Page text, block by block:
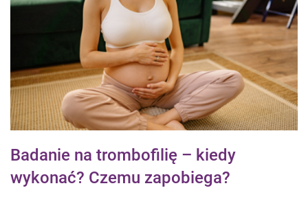
Badanie na trombofilię – kiedy
wykonać? Czemu zapobiega?